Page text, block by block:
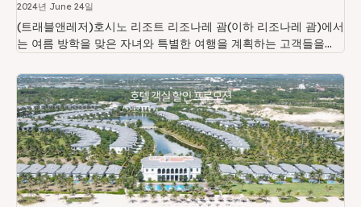
2024년 June 24일
(트래블앤레저)호시노 리조트 리조나레 괌(이하 리조나레 괌)에서
는 여름 방학을 맞은 자녀와 특별한 여행을 계획하는 고객들을...